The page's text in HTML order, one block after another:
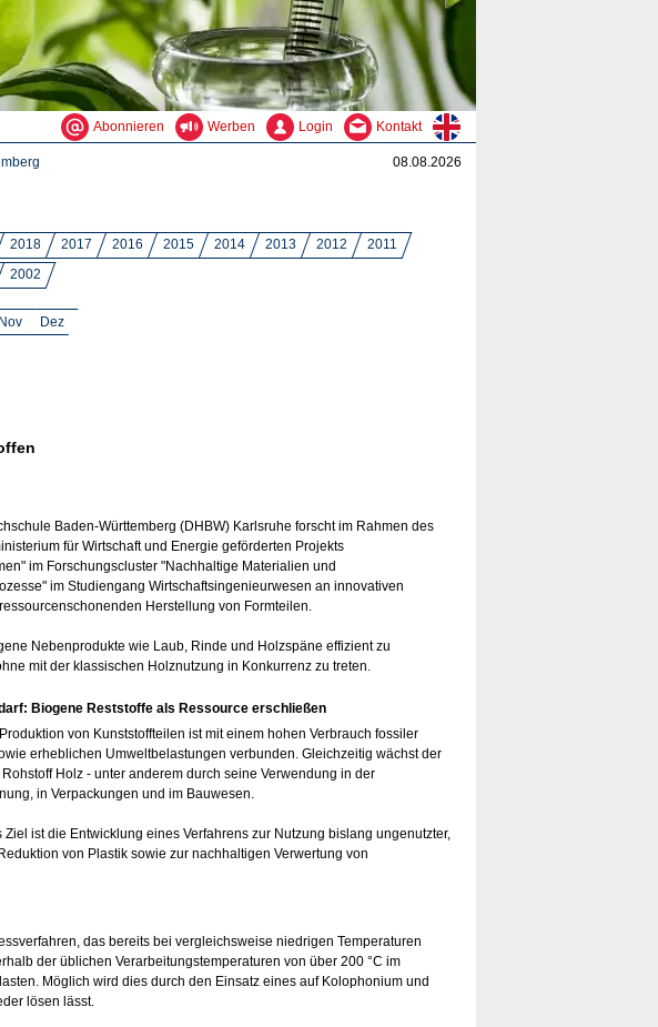
Abonnieren Werben Login Kontakt
08.08.2026
2018 2017 2016 2015 2014 2013 2012
2011
2002
Nov Dez
Baden-Württemberg (DHBW) Karlsruhe forscht im Rahmen des
für Wirtschaft und Energie geförderten Projekts
im Forschungscluster "Nachhaltige Materialien und
im Studiengang Wirtschaftsingenieurwesen an innovativen
Herstellung von Formteilen.
Nebenprodukte wie Laub, Rinde und Holzspäne effizient zu
mit der klassischen Holznutzung in Konkurrenz zu treten.
Biogene Reststoffe als Ressource erschließen
von Kunststoffteilen ist mit einem hohen Verbrauch fossiler
erheblichen Umweltbelastungen verbunden. Gleichzeitig wächst der
Holz - unter anderem durch seine Verwendung in der
in Verpackungen und im Bauwesen.
ist die Entwicklung eines Verfahrens zur Nutzung bislang ungenutzter,
von Plastik sowie zur nachhaltigen Verwertung von
das bereits bei vergleichsweise niedrigen Temperaturen
der üblichen Verarbeitungstemperaturen von über 200 °C im
Möglich wird dies durch den Einsatz eines auf Kolophonium und
lösen lässt.